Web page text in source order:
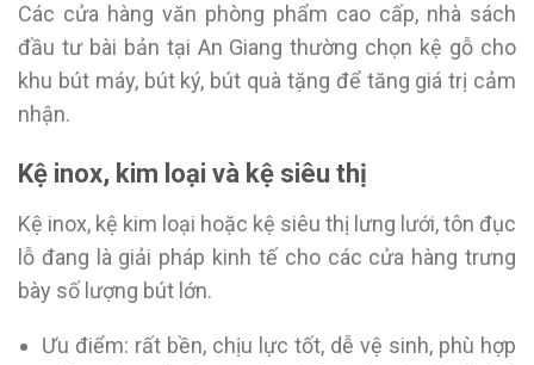
Các cửa hàng văn phòng phẩm cao cấp, nhà sách
đầu tư bài bản tại An Giang thường chọn kệ gỗ cho
khu bút máy, bút ký, bút quà tặng để tăng giá trị cảm
nhận.
Kệ inox, kim loại và kệ siêu thị
Kệ inox, kệ kim loại hoặc kệ siêu thị lưng lưới, tôn đục
lỗ đang là giải pháp kinh tế cho các cửa hàng trưng
bày số lượng bút lớn.
Ưu điểm: rất bền, chịu lực tốt, dễ vệ sinh, phù hợp